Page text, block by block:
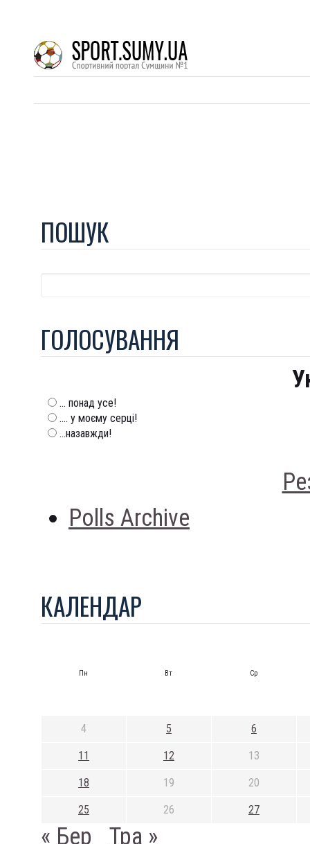
ПОШУК
ГОЛОСУВАННЯ
... понад усе!
.... у моєму серці!
...назавжди!
Polls Archive
КАЛЕНДАР
Пн Вт Ср
4 5 6
11 12 13
18 19 20
25 26 27
« Бер Тра »